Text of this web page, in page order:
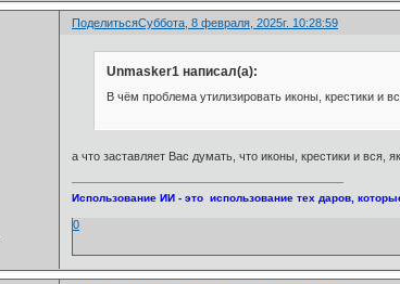
ПоделитьсяСуббота, 8 февраля, 2025г. 10:28:59
Unmasker1 написал(а):
В чём проблема утилизировать иконы, крестики и
а что заставляет Вас думать, что иконы, крестики и вся,
Использование ИИ - это использование тех даров,
0